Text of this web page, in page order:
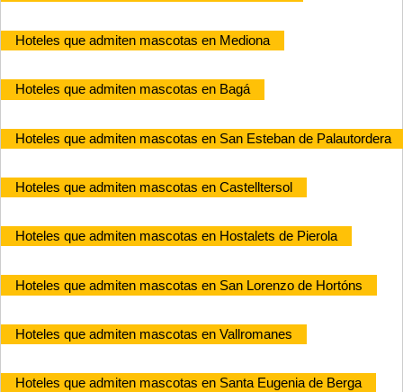
Hoteles que admiten mascotas en Mediona
Hoteles que admiten mascotas en Bagá
Hoteles que admiten mascotas en San Esteban de Palautordera
Hoteles que admiten mascotas en Castelltersol
Hoteles que admiten mascotas en Hostalets de Pierola
Hoteles que admiten mascotas en San Lorenzo de Hortóns
Hoteles que admiten mascotas en Vallromanes
Hoteles que admiten mascotas en Santa Eugenia de Berga